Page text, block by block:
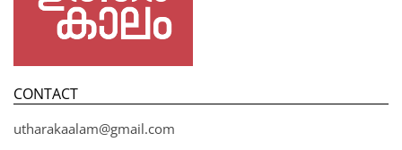
CONTACT
utharakaalam@gmail.com